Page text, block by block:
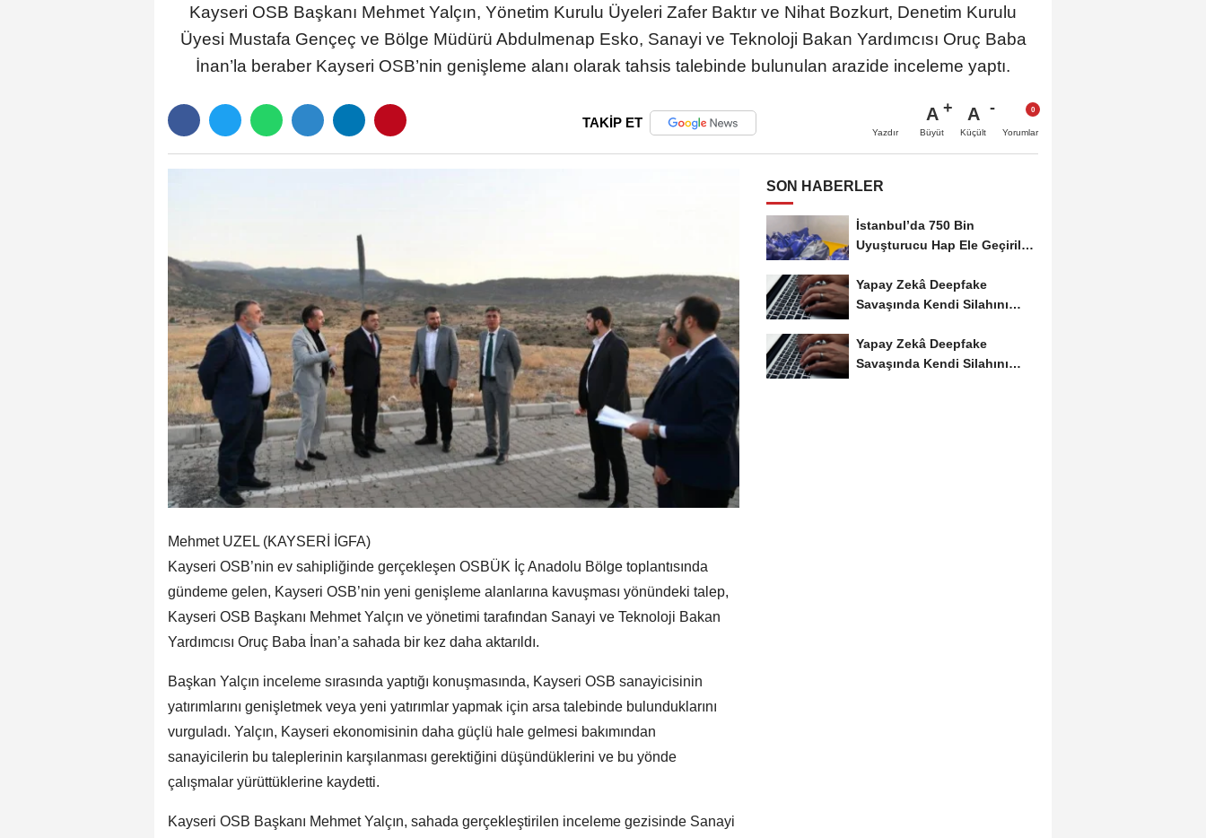
Kayseri OSB Başkanı Mehmet Yalçın, Yönetim Kurulu Üyeleri Zafer Baktır ve Nihat Bozkurt, Denetim Kurulu
Üyesi Mustafa Gençeç ve Bölge Müdürü Abdulmenap Esko, Sanayi ve Teknoloji Bakan Yardımcısı Oruç Baba
İnan’la beraber Kayseri OSB’nin genişleme alanı olarak tahsis talebinde bulunulan arazide inceleme yaptı.
TAKİP ET
Yazdır
A
Büyüt
A
Küçült Yorumlar
Mehmet UZEL (KAYSERİ İGFA)
Kayseri OSB’nin ev sahipliğinde gerçekleşen OSBÜK İç Anadolu Bölge toplantısında
gündeme gelen, Kayseri OSB’nin yeni genişleme alanlarına kavuşması yönündeki talep,
Kayseri OSB Başkanı Mehmet Yalçın ve yönetimi tarafından Sanayi ve Teknoloji Bakan
Yardımcısı Oruç Baba İnan’a sahada bir kez daha aktarıldı.
Başkan Yalçın inceleme sırasında yaptığı konuşmasında, Kayseri OSB sanayicisinin
yatırımlarını genişletmek veya yeni yatırımlar yapmak için arsa talebinde bulunduklarını
vurguladı. Yalçın, Kayseri ekonomisinin daha güçlü hale gelmesi bakımından
sanayicilerin bu taleplerinin karşılanması gerektiğini düşündüklerini ve bu yönde
çalışmalar yürüttüklerine kaydetti.
Kayseri OSB Başkanı Mehmet Yalçın, sahada gerçekleştirilen inceleme gezisinde Sanayi
SON HABERLER
İstanbul’da 750 Bin
Uyuşturucu Hap Ele Geçirildi:
Yapay Zekâ Deepfake
Savaşında Kendi Silahını
Yapay Zekâ Deepfake
Savaşında Kendi Silahını